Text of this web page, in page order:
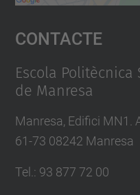
powered by
Contacte
Escola
de Manresa
Manresa, Edifici MN1.
61-73 08242 Manresa
Tel.: 93 877 72 00